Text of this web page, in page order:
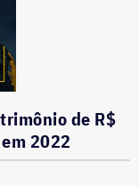
de R$
2022